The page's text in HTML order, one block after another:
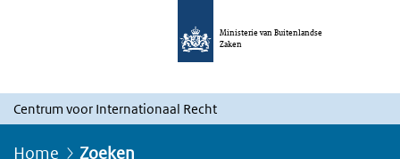
Ministerie van Buitenlandse
Zaken
Centrum voor Internationaal Recht
Home Zoeken